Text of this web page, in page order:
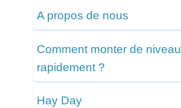
A propos de nous
Comment monter de niveau
rapidement ?
Hay Day